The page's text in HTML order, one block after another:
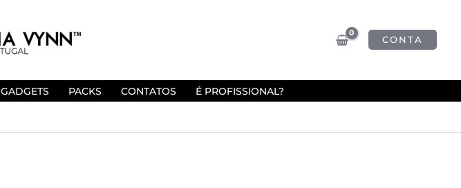
CONTA
GADGETS PACKS CONTATOS É PROFISSIONAL?